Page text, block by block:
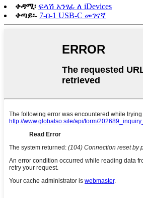
ቀዳሚ፡ ፍላሽ አንፃፊ ለ iDevices
ቀጣይ፡- 7-በ-1 USB-C መገናኛ